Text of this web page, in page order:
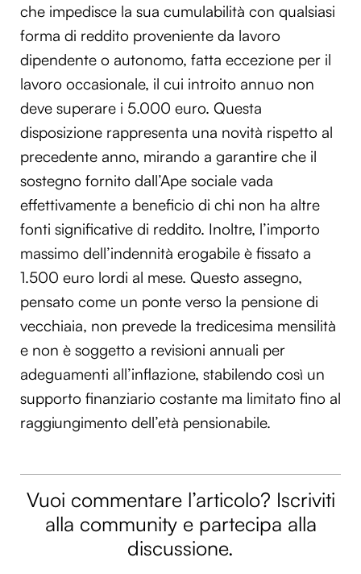
che impedisce la sua cumulabilità con qualsiasi
forma di reddito proveniente da lavoro
dipendente o autonomo, fatta eccezione per il
lavoro occasionale, il cui introito annuo non
deve superare i 5.000 euro. Questa
disposizione rappresenta una novità rispetto al
precedente anno, mirando a garantire che il
sostegno fornito dall’Ape sociale vada
effettivamente a beneficio di chi non ha altre
fonti significative di reddito. Inoltre, l’importo
massimo dell’indennità erogabile è fissato a
1.500 euro lordi al mese. Questo assegno,
pensato come un ponte verso la pensione di
vecchiaia, non prevede la tredicesima mensilità
e non è soggetto a revisioni annuali per
adeguamenti all’inflazione, stabilendo così un
supporto finanziario costante ma limitato fino al
raggiungimento dell’età pensionabile.
Vuoi commentare l’articolo? Iscriviti
alla community e partecipa alla
discussione.